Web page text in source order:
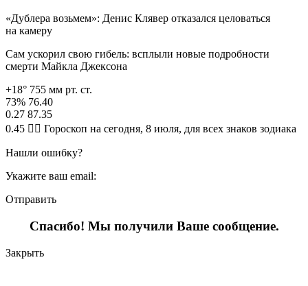
«Дублера возьмем»: Денис Клявер отказался целоваться
на камеру
Сам ускорил свою гибель: всплыли новые подробности
смерти Майкла Джексона
+18° 755 мм рт. ст.
73% 76.40
0.27 87.35
0.45 🧙‍♀ Гороскоп на сегодня, 8 июля, для всех знаков зодиака
Нашли ошибку?
Укажите ваш email:
Отправить
Спасибо! Мы получили Ваше сообщение.
Закрыть